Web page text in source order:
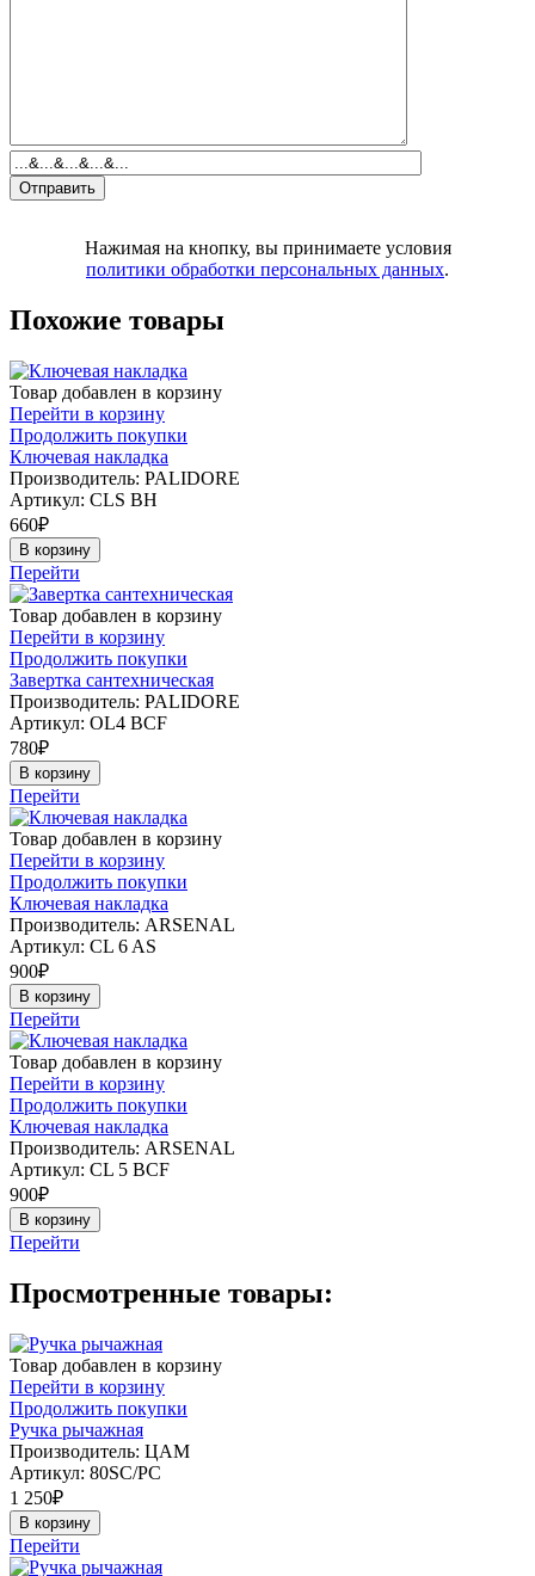
Нажимая на кнопку, вы принимаете условия
политики обработки персональных данных.
Похожие товары
Товар добавлен в корзину
Перейти в корзину
Продолжить покупки
Ключевая накладка
Производитель: PALIDORE
Артикул: CLS BH
660₽
В корзину
Перейти
Товар добавлен в корзину
Перейти в корзину
Продолжить покупки
Завертка сантехническая
Производитель: PALIDORE
Артикул: OL4 ВCF
780₽
В корзину
Перейти
Товар добавлен в корзину
Перейти в корзину
Продолжить покупки
Ключевая накладка
Производитель: ARSENAL
Артикул: CL 6 AS
900₽
В корзину
Перейти
Товар добавлен в корзину
Перейти в корзину
Продолжить покупки
Ключевая накладка
Производитель: ARSENAL
Артикул: CL 5 BCF
900₽
В корзину
Перейти
Просмотренные товары:
Товар добавлен в корзину
Перейти в корзину
Продолжить покупки
Ручка рычажная
Производитель: ЦАМ
Артикул: 80SC/PC
1 250₽
В корзину
Перейти